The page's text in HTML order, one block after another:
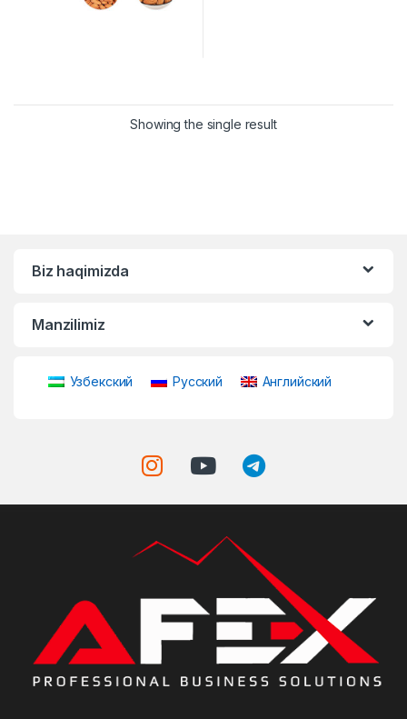
Showing the single result
Biz haqimizda
Manzilimiz
Узбекский Русский Английский